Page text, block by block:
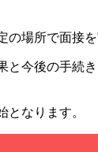
の場所で面接を
と今後の手続
となります。